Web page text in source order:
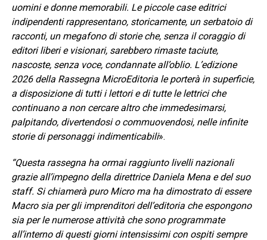
uomini e donne memorabili. Le piccole case editrici
indipendenti rappresentano, storicamente, un serbatoio di
racconti, un megafono di storie che, senza il coraggio di
editori liberi e visionari, sarebbero rimaste taciute,
nascoste, senza voce, condannate all’oblio. L’edizione
2026 della Rassegna MicroEditoria le porterà in superficie,
a disposizione di tutti i lettori e di tutte le lettrici che
continuano a non cercare altro che immedesimarsi,
palpitando, divertendosi o commuovendosi, nelle infinite
storie di personaggi indimenticabili».
“Questa rassegna ha ormai raggiunto livelli nazionali
grazie all’impegno della direttrice Daniela Mena e del suo
staff. Si chiamerà puro Micro ma ha dimostrato di essere
Macro sia per gli imprenditori dell’editoria che espongono
sia per le numerose attività che sono programmate
all’interno di questi giorni intensissimi con ospiti sempre